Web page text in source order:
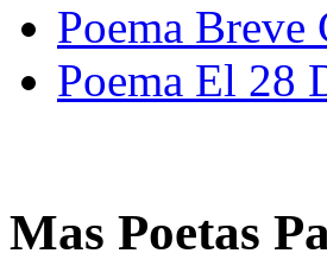
Poema Breve
Poema El 28
Mas Poetas